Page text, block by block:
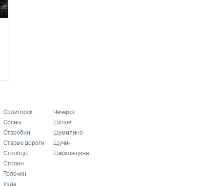
Солигорск
Сосны
Старобин
Старые дороги
Столбцы
Столин
Толочин
Узда
Чечерск
Шклов
Шумилино
Щучин
Шарковщина